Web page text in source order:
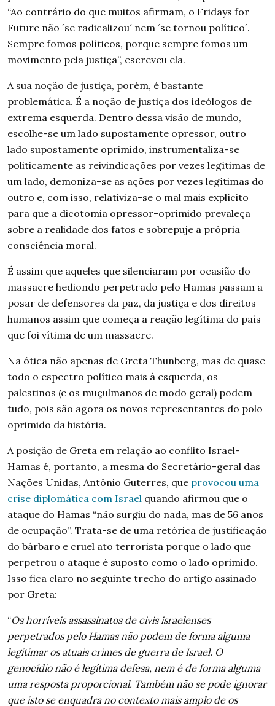
“Ao contrário do que muitos afirmam, o Fridays for
Future não ´se radicalizou´ nem ´se tornou político´.
Sempre fomos políticos, porque sempre fomos um
movimento pela justiça”, escreveu ela.
A sua noção de justiça, porém, é bastante
problemática. É a noção de justiça dos ideólogos de
extrema esquerda. Dentro dessa visão de mundo,
escolhe-se um lado supostamente opressor, outro
lado supostamente oprimido, instrumentaliza-se
politicamente as reivindicações por vezes legítimas de
um lado, demoniza-se as ações por vezes legítimas do
outro e, com isso, relativiza-se o mal mais explícito
para que a dicotomia opressor-oprimido prevaleça
sobre a realidade dos fatos e sobrepuje a própria
consciência moral.
É assim que aqueles que silenciaram por ocasião do
massacre hediondo perpetrado pelo Hamas passam a
posar de defensores da paz, da justiça e dos direitos
humanos assim que começa a reação legítima do país
que foi vítima de um massacre.
Na ótica não apenas de Greta Thunberg, mas de quase
todo o espectro político mais à esquerda, os
palestinos (e os muçulmanos de modo geral) podem
tudo, pois são agora os novos representantes do polo
oprimido da história.
A posição de Greta em relação ao conflito Israel-
Hamas é, portanto, a mesma do Secretário-geral das
Nações Unidas, Antônio Guterres, que provocou uma
crise diplomática com Israel quando afirmou que o
ataque do Hamas “não surgiu do nada, mas de 56 anos
de ocupação”. Trata-se de uma retórica de justificação
do bárbaro e cruel ato terrorista porque o lado que
perpetrou o ataque é suposto como o lado oprimido.
Isso fica claro no seguinte trecho do artigo assinado
por Greta:
“Os horríveis assassinatos de civis israelenses
perpetrados pelo Hamas não podem de forma alguma
legitimar os atuais crimes de guerra de Israel. O
genocídio não é legítima defesa, nem é de forma alguma
uma resposta proporcional. Também não se pode ignorar
que isto se enquadra no contexto mais amplo de os